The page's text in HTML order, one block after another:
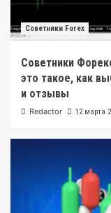
Советники Forex
Советники
это такое, как
и отзывы
Redactor 12 марта